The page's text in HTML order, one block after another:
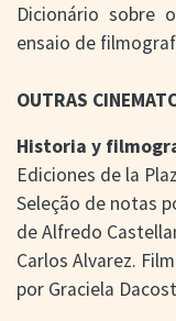
Dicionário sobre
ensaio de
OUTRAS
Historia y
Ediciones de la
Seleção de notas
de Alfredo
Carlos Alvarez.
por Graciela